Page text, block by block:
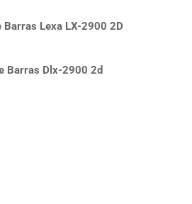
Barras Lexa LX-2900 2D
Barras Dlx-2900 2d